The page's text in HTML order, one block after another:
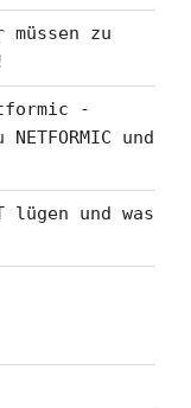
müssen zu
-
NETFORMIC und
lügen und was